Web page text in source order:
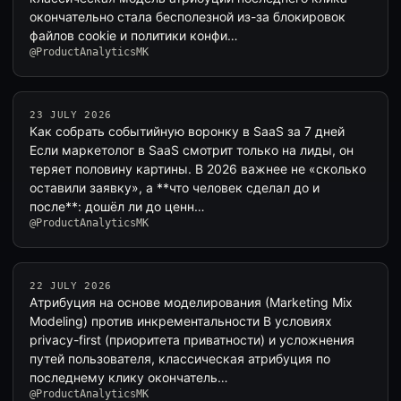
окончательно стала бесполезной из-за блокировок
файлов cookie и политики конфи…
@ProductAnalyticsMK
23 JULY 2026
Как собрать событийную воронку в SaaS за 7 дней
Если маркетолог в SaaS смотрит только на лиды, он
теряет половину картины. В 2026 важнее не «сколько
оставили заявку», а **что человек сделал до и
после**: дошёл ли до ценн…
@ProductAnalyticsMK
22 JULY 2026
Атрибуция на основе моделирования (Marketing Mix
Modeling) против инкрементальности В условиях
privacy-first (приоритета приватности) и усложнения
путей пользователя, классическая атрибуция по
последнему клику окончатель…
@ProductAnalyticsMK